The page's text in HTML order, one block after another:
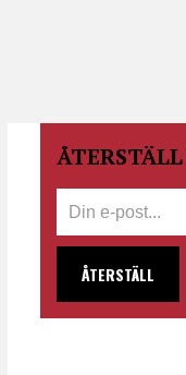
ÅTERSTÄLL